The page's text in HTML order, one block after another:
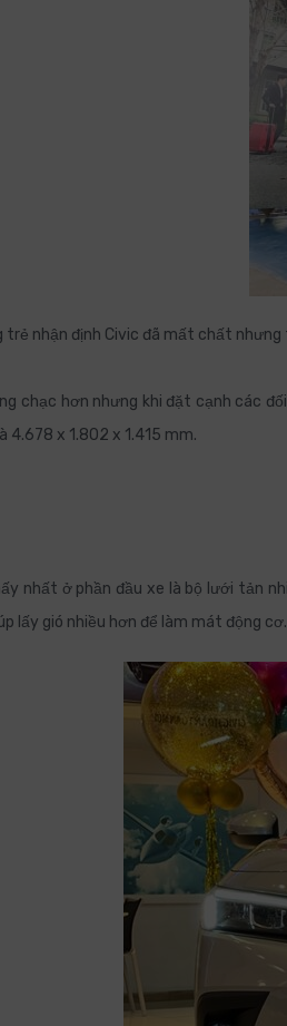
trẻ nhận định Civic đã mất chất
chạc hơn nhưng khi đặt cạnh các
4.678 x 1.802 x 1.415 mm.
nhất ở phần đầu xe là bộ lưới tản
lấy gió nhiều hơn để làm mát động cơ.